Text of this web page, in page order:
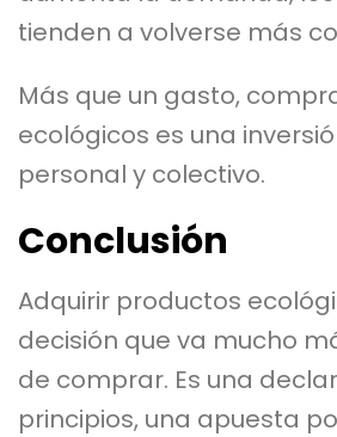
tienden a volverse más
Más que un gasto,
ecológicos es una
personal y colectivo.
Conclusión
Adquirir productos
decisión que va mucho
de comprar. Es una
principios, una apuesta